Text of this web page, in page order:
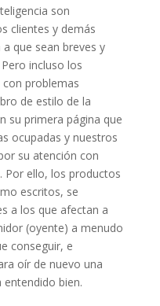
son
clientes y demás
que sean breves y
incluso los
problemas
de estilo de la
su primera página que
ocupadas y nuestros
su atención con
. Por ello, los productos
escritos, se
a los que afectan a
(oyente) a menudo
conseguir, e
oír de nuevo una
bien.